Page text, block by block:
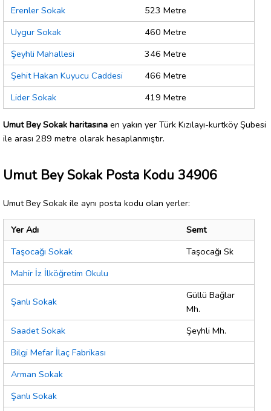
Erenler Sokak
523 Metre
Uygur Sokak
460 Metre
Şeyhli Mahallesi
346 Metre
Şehit Hakan Kuyucu Caddesi
466 Metre
Lider Sokak
419 Metre
Umut Bey Sokak haritasına en yakın yer Türk Kızılayı-kurtköy Şubesi
ile arası 289 metre olarak hesaplanmıştır.
Umut Bey Sokak Posta Kodu 34906
Umut Bey Sokak ile aynı posta kodu olan yerler:
Yer Adı
Semt
Taşocağı Sokak
Taşocağı Sk
Mahir İz İlköğretim Okulu
Şanlı Sokak
Güllü Bağlar
Mh.
Saadet Sokak
Şeyhli Mh.
Bilgi Mefar İlaç Fabrikası
Arman Sokak
Şanlı Sokak